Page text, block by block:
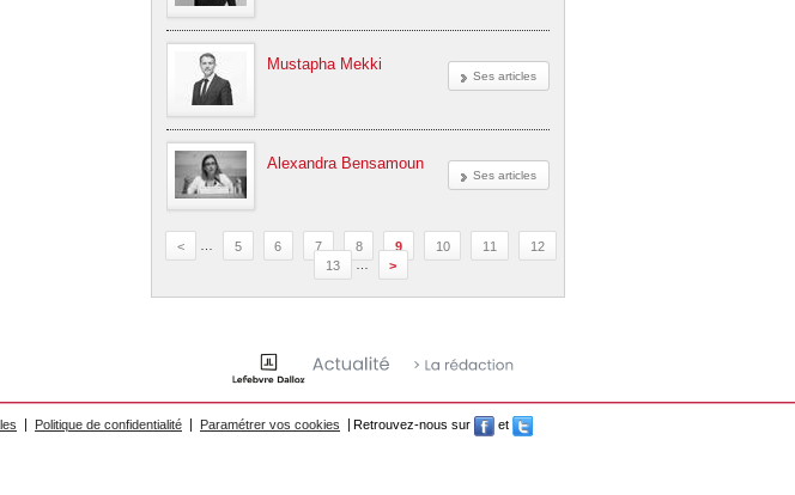
Ses articles
Mustapha Mekki
Ses articles
Alexandra Bensamoun
< 5 6 7 8 9 10 11
12
13
>
Politique de confidentialité Paramétrer vos cookies Retrouvez-nous sur
et